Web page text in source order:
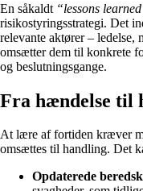
En såkaldt “lessons
risikostyringsstrategi. Det
relevante aktører – ledelse,
omsætter dem til konkrete
og beslutningsgange.
Fra hændelse til
At lære af fortiden kræver
omsættes til handling. Det
Opdaterede